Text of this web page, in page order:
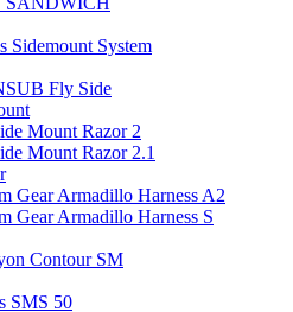
Sidemount System
Fly Side
Mount Razor 2
Mount Razor 2.1
Gear Armadillo Harness A2
Gear Armadillo Harness S
Contour SM
SMS 50